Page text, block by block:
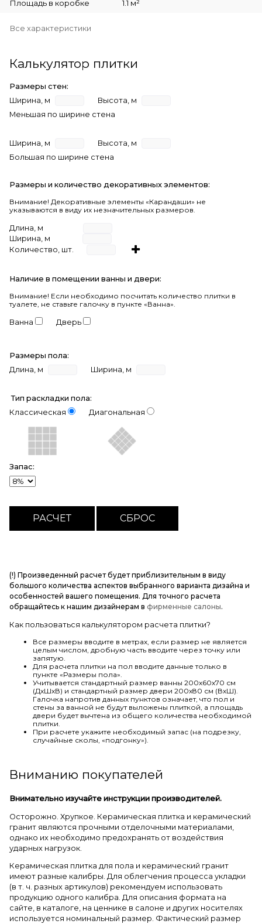
Площадь в коробке 1.1 м²
Все характеристики
Калькулятор плитки
Размеры стен:
Ширина, м
Высота, м
Меньшая по ширине стена
Ширина, м
Высота, м
Большая по ширине стена
Размеры и количество декоративных элементов:
Внимание! Декоративные элементы «Карандаши» не
указываются в виду их незначительных размеров.
Длина, м
Ширина, м
Количество, шт.
Наличие в помещении ванны и двери:
Внимание! Если необходимо посчитать количество плитки в
туалете, не ставьте галочку в пункте «Ванна».
Ванна Дверь
Размеры пола:
Длина, м
Ширина, м
Тип раскладки пола:
Классическая
Диагональная
Запас:
(!) Произведенный расчет будет приблизительным в виду
большого количества аспектов выбранного варианта дизайна и
особенностей вашего помещения. Для точного расчета
обращайтесь к нашим дизайнерам в фирменные салоны.
Как пользоваться калькулятором расчета плитки?
Все размеры вводите в метрах, если размер не является
целым числом, дробную часть вводите через точку или
запятую.
Для расчета плитки на пол вводите данные только в
пункте «Размеры пола».
Учитывается стандартный размер ванны 200х60х70 см
(ДхШхВ) и стандартный размер двери 200х80 см (ВхШ).
Галочка напротив данных пунктов означает, что пол и
стены за ванной не будут выложены плиткой, а площадь
двери будет вычтена из общего количества необходимой
плитки.
При расчете укажите необходимый запас (на подрезку,
случайные сколы, «подгонку»).
Вниманию покупателей
Внимательно изучайте инструкции производителей.
Осторожно. Хрупкое. Керамическая плитка и керамический
гранит являются прочными отделочными материалами,
однако их необходимо предохранять от воздействия
ударных нагрузок.
Керамическая плитка для пола и керамический гранит
имеют разные калибры. Для облегчения процесса укладки
(в т. ч. разных артикулов) рекомендуем использовать
продукцию одного калибра. Для описания формата на
сайте, в каталоге, на ценнике в салоне и других носителях
используется номинальный размер. Фактический размер